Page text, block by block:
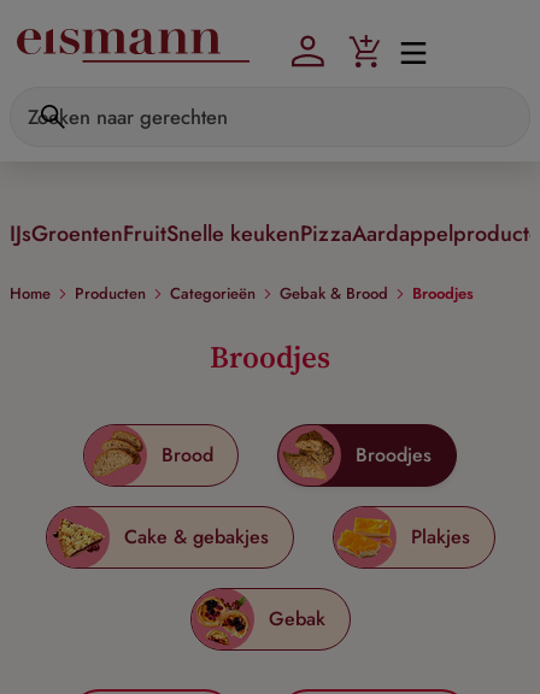
IJsGroentenFruitSnelle keukenPizza
Home Producten Categorieën Gebak & Brood Broodjes
Broodjes
Brood Broodjes
Cake & gebakjes Plakjes
Gebak